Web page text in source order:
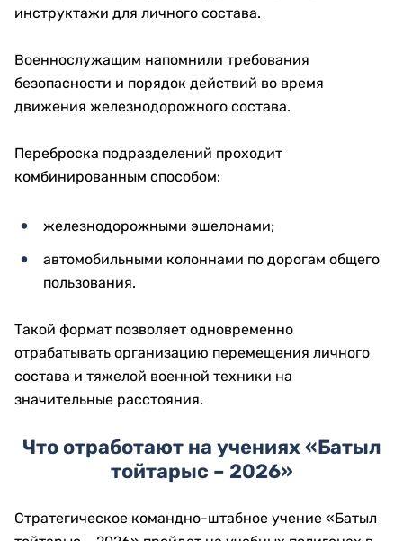
инструктажи для личного состава.
Военнослужащим напомнили требования
безопасности и порядок действий во время
движения железнодорожного состава.
Переброска подразделений проходит
комбинированным способом:
железнодорожными эшелонами;
автомобильными колоннами по дорогам общего
пользования.
Такой формат позволяет одновременно
отрабатывать организацию перемещения личного
состава и тяжелой военной техники на
значительные расстояния.
Что отработают на учениях «Батыл
тойтарыс – 2026»
Стратегическое командно-штабное учение «Батыл